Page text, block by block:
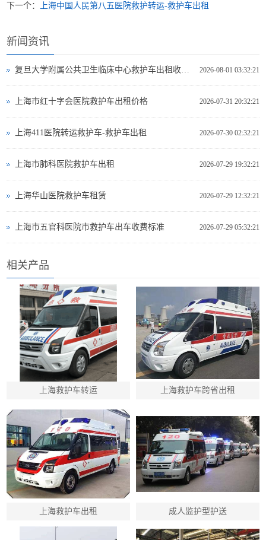
下一个：
上海中国人民第八五医院救护转运-救护车出租
新闻资讯
2026-08-01 03:32:21
2026-07-31 20:32:21
上海市红十字会医院救护车出租价格
2026-07-30 02:32:21
上海411医院转运救护车-救护车出租
2026-07-29 19:32:21
上海市肺科医院救护车出租
2026-07-29 12:32:21
上海华山医院救护车租赁
2026-07-29 05:32:21
上海市五官科医院市救护车出车收费标准
相关产品
上海救护车转运 上海救护车跨省出租
上海救护车出租 成人监护型护送